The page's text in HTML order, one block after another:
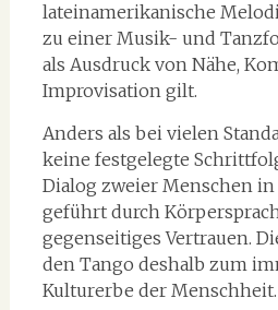
lateinamerikanische
zu einer Musik- und
als Ausdruck von Nähe,
Improvisation gilt.
Anders als bei vielen
keine festgelegte
Dialog zweier Menschen
geführt durch
gegenseitiges Vertrauen.
den Tango deshalb zum
Kulturerbe der Menschheit.